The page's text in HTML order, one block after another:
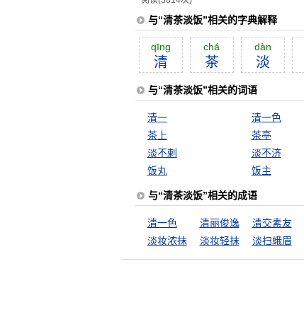
与“清茶淡饭”相关的字典解释
qīng
清
chá
茶
dàn
淡
与“清茶淡饭”相关的词语
清一 清一色
茶上
茶亭
淡不剌
淡不济
饭丸
饭主
与“清茶淡饭”相关的成语
清一色 清丽俊逸 清交素友
淡妆浓抹
淡妆轻抹 淡扫蛾眉